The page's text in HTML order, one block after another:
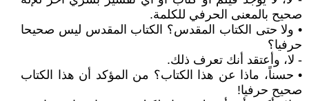
صحيح بالمعنى الحرفي للكلمة.
• ولا حتى الكتاب المقدس؟ الكتاب المقدس ليس صحيحا
حرفيا؟
- لا، وأعتقد أنك تعرف ذلك.
• حسناً، ماذا عن هذا الكتاب؟ من المؤكد أن هذا الكتاب
صحيح حرفيا!